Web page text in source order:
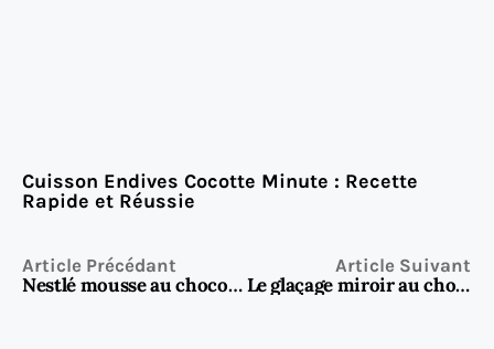
Cuisson Endives Cocotte Minute : Recette
Rapide et Réussie
Article Précédant
Nestlé mousse au chocolat : la recette magique à seulement 3 ingrédients
Article Suivant
Le glaçage miroir au chocolat : la finition parfaite pour vos entremets